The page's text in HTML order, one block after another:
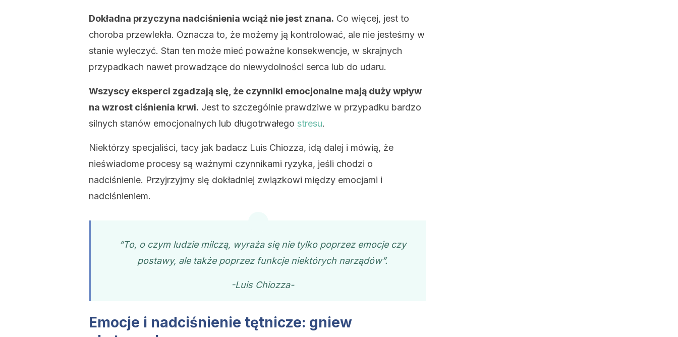
Dokładna przyczyna nadciśnienia wciąż nie jest znana. Co więcej, jest to
choroba przewlekła. Oznacza to, że możemy ją kontrolować, ale nie jesteśmy w
stanie wyleczyć. Stan ten może mieć poważne konsekwencje, w skrajnych
przypadkach nawet prowadzące do niewydolności serca lub do udaru.
Wszyscy eksperci zgadzają się, że czynniki emocjonalne mają duży wpływ
na wzrost ciśnienia krwi. Jest to szczególnie prawdziwe w przypadku bardzo
silnych stanów emocjonalnych lub długotrwałego stresu.
Niektórzy specjaliści, tacy jak badacz Luis Chiozza, idą dalej i mówią, że
nieświadome procesy są ważnymi czynnikami ryzyka, jeśli chodzi o
nadciśnienie. Przyjrzyjmy się dokładniej związkowi między emocjami i
nadciśnieniem.
“To, o czym ludzie milczą, wyraża się nie tylko poprzez emocje czy
postawy, ale także poprzez funkcje niektórych narządów”.
-Luis Chiozza-
Emocje i nadciśnienie tętnicze: gniew